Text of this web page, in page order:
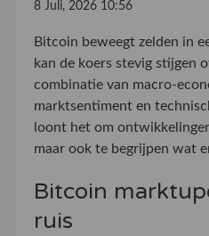
8 Juli, 2026 10:56
Bitcoin beweegt zelden in
kan de koers stevig stijgen
combinatie van macro-
marktsentiment en
loont het om
maar ook te begrijpen wat
Bitcoin
ruis